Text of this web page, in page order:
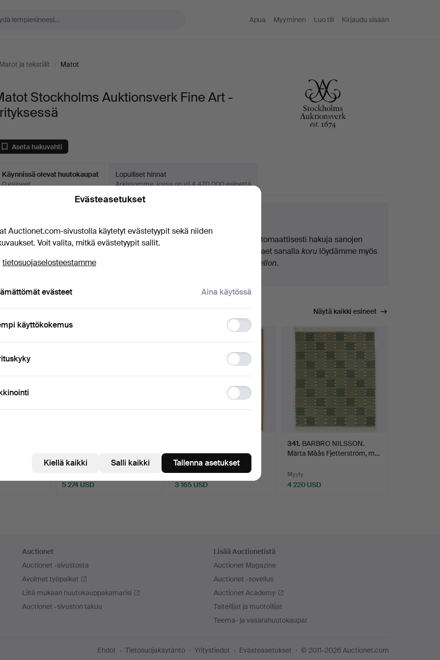
Apua Myyminen Luo tili Kirjaudu sisään
Matot ja tekstiilit / Matot
Stockholms Auktionsverk Fine Art -
Aseta hakuvahti
Käynnissä olevat huutokaupat
0 esineet
Lopulliset hinnat
Arkistomme, jossa on yli 4 470 000 esinettä
“Aseta hakuvahti”yllä, niin saat viestin
kun kohde tulee myyntiin.
Teemme automaattisesti hakuja sanojen
osilla. Jos haet sanallakoru löydämme myös
kellon.
esineet, jotka vastaavat hakuasi Näytä kaikki esineet
Firm…
lautase…
5 274 USD
Matto Rakel Carlander.
Myyty
3 165 USD
341. BARBRO NILSSON.
Märta Måås Fjetterström, m…
Myyty
4 220 USD
Auctionet
Auctionet -sivustosta
Avoimet työpaikat
Liitä mukaan huutokauppakamarisi
Auctionet -sivuston takuu
Lisää Auctionetistä
Auctionet Magazine
Auctionet -sovellus
Auctionet Academy
Taiteilijat ja muotoilijat
Teema- ja vasarahuutokaupat
Ehdot Tietosuojakäytäntö Yritystiedot Evästeasetukset © 2011-2026 Auctionet.com
Evästeasetukset
Auctionet.com-sivustolla käytetyt evästetyypit sekä niiden
Voit valita, mitkä evästetyypit sallit.
tietosuojaselosteestamme
evästeet Aina käytössä
käyttökokemus
Functionality
storage
Statistics
storage
Ad
storage
Kiellä kaikki Salli kaikki Tallenna asetukset